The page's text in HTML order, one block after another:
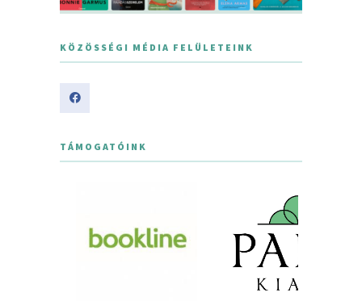
KÖZÖSSÉGI MÉDIA FELÜLETEINK
TÁMOGATÓINK